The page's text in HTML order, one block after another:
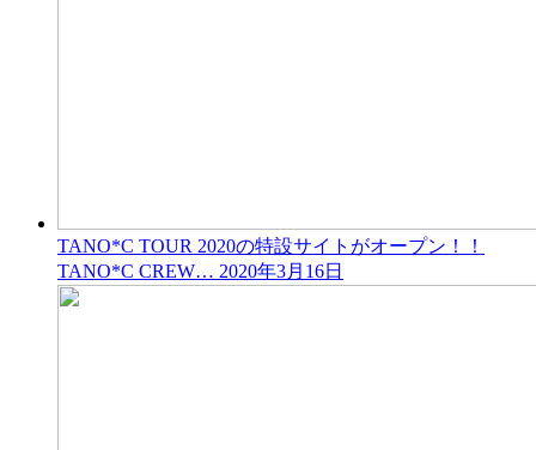
TANO*C TOUR 2020の特設サイトがオープン！！
TANO*C CREW… 2020年3月16日